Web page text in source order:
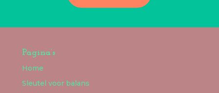
Pagina’s
Home
Sleutel voor balans